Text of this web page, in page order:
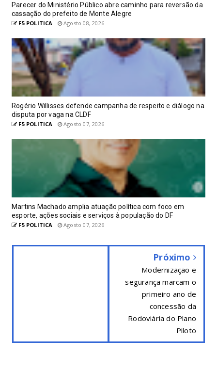
Parecer do Ministério Público abre caminho para reversão da
cassação do prefeito de Monte Alegre
F5 POLITICA Agosto 08, 2026
Rogério Willisses defende campanha de respeito e diálogo na
disputa por vaga na CLDF
F5 POLITICA Agosto 07, 2026
Martins Machado amplia atuação política com foco em
esporte, ações sociais e serviços à população do DF
F5 POLITICA Agosto 07, 2026
Próximo
Modernização e
segurança marcam o
primeiro ano de
concessão da
Rodoviária do Plano
Piloto